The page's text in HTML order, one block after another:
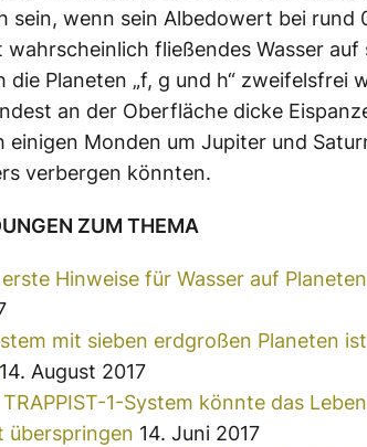
sein, wenn sein Albedowert bei rund
fließendes Wasser auf
die Planeten „f, g und h“ zweifelsfrei
an der Oberfläche dicke
einigen Monden um Jupiter und
verbergen könnten.
ZUM THEMA
Hinweise für Wasser auf Planeten
mit sieben erdgroßen Planeten
14. August 2017
1-System könnte das
überspringen 14. Juni 2017